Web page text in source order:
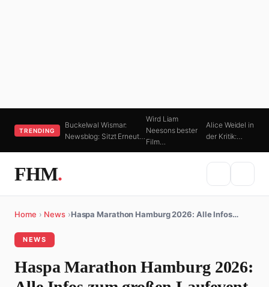
TRENDING
Buckelwal Wismar:
Newsblog: Sitzt Erneut…
Wird Liam
Neesons bester
Film…
Alice Weidel in
der Kritik:…
FHM.
Home › News ›Haspa Marathon Hamburg 2026: Alle Infos…
NEWS
Haspa Marathon Hamburg 2026: